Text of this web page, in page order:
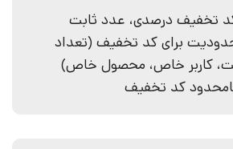
تخفیف درصدی، عدد ثابت
برای کد تخفیف (تعداد
کاربر خاص، محصول خاص)
کد تخفیف